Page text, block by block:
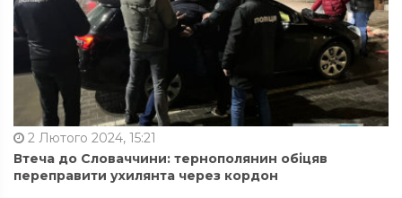
2 Лютого 2024, 15:21
Втеча до Словаччини: тернополянин обіцяв
переправити ухилянта через кордон